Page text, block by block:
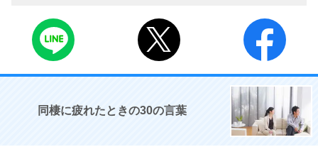
同棲に疲れたときの30の言葉